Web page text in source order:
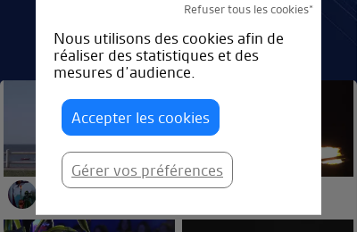
Refuser tous les cookies*
Nous utilisons des cookies afin de
réaliser des statistiques et des
mesures d’audience.
Accepter les cookies
Gérer vos préférences
Cirque en Spray
Nautilus Féerie